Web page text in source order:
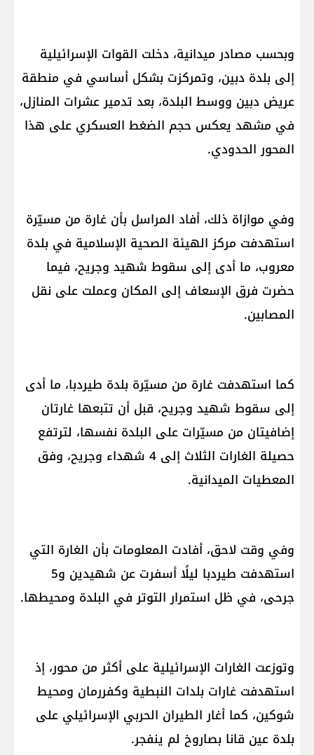
وبحسب مصادر ميدانية، دخلت القوات الإسرائيلية
إلى بلدة دبين، وتمركزت بشكل أساسي في منطقة
عريض دبين ووسط البلدة، بعد تدمير عشرات المنازل،
في مشهد يعكس حجم الضغط العسكري على هذا
المحور الحدودي.
وفي موازاة ذلك، أفاد المراسل بأن غارة من مسيّرة
استهدفت مركز الهيئة الصحية الإسلامية في بلدة
معروب، ما أدى إلى سقوط شهيد وجريح، فيما
حضرت فرق الإسعاف إلى المكان وعملت على نقل
المصابين.
كما استهدفت غارة من مسيّرة بلدة طيردبا، ما أدى
إلى سقوط شهيد وجريح، قبل أن تتبعها غارتان
إضافيتان من مسيّرات على البلدة نفسها، لترتفع
حصيلة الغارات الثلاث إلى 4 شهداء وجريح، وفق
المعطيات الميدانية.
وفي وقت لاحق، أفادت المعلومات بأن الغارة التي
استهدفت طيردبا ليلًا أسفرت عن شهيدين و5
جرحى، في ظل استمرار التوتر في البلدة ومحيطها.
وتوزعت الغارات الإسرائيلية على أكثر من محور، إذ
استهدفت غارات بلدات النبطية وكفررمان ومحيط
شوكين، كما أغار الطيران الحربي الإسرائيلي على
بلدة عين قانا بصاروخ لم ينفجر.